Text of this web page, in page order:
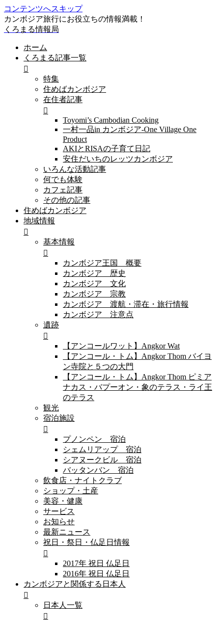
コンテンツへスキップ
カンボジア旅行にお役立ちの情報満載！
くろまる情報局
ホーム
くろまる記事一覧
特集
住めばカンボジア
在住者記事
Toyomi’s Cambodian Cooking
一村一品in カンボジア-One Village One
Product
AKIとRISAの子育て日記
安住だいちのレッツカンボジア
いろんな活動記事
何でも体験
カフェ記事
その他の記事
住めばカンボジア
地域情報
基本情報
カンボジア王国 概要
カンボジア 歴史
カンボジア 文化
カンボジア 宗教
カンボジア 渡航・滞在・旅行情報
カンボジア 注意点
遺跡
【アンコールワット】Angkor Wat
【アンコール・トム】Angkor Thom バイヨ
ン寺院と５つの大門
【アンコール・トム】Angkor Thom ピミア
ナカス・バプーオン・象のテラス・ライ王
のテラス
観光
宿泊施設
プノンペン 宿泊
シェムリアップ 宿泊
シアヌークビル 宿泊
バッタンバン 宿泊
飲食店・ナイトクラブ
ショップ・土産
美容・健康
サービス
お知らせ
最新ニュース
祝日・祭日・仏足日情報
2017年 祝日 仏足日
2016年 祝日 仏足日
カンボジアと関係する日本人
日本人一覧